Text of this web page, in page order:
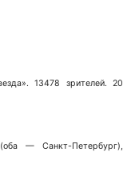
13478 зрителей. 20
— Санкт-Петербург),